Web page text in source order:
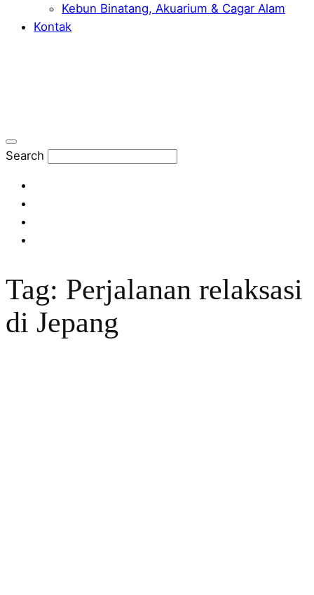
Kebun Binatang, Akuarium & Cagar Alam
Kontak
Search
Tag: Perjalanan relaksasi
di Jepang